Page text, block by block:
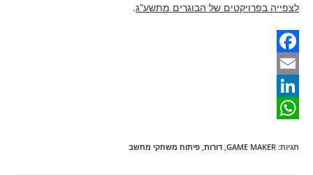
לצפייה בפרויקטים של הבוגרים מתשע”ג.
F
a
c
b
E
m
i
L
n
h
תגיות:
GAME MAKER
, דורות, פיתוח משחקי מחשב